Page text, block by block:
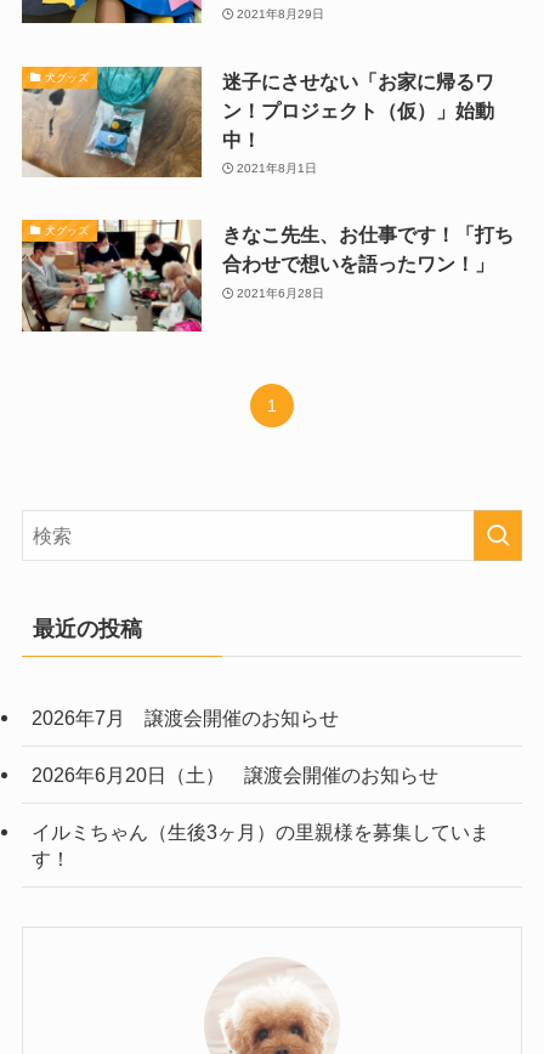
2021年8月29日
犬グッズ
迷子にさせない「お家に帰るワ
ン！プロジェクト（仮）」始動
中！
2021年8月1日
犬グッズ
きなこ先生、お仕事です！「打ち
合わせで想いを語ったワン！」
2021年6月28日
1
最近の投稿
2026年7月 譲渡会開催のお知らせ
2026年6月20日（土） 譲渡会開催のお知らせ
イルミちゃん（生後3ヶ月）の里親様を募集していま
す！